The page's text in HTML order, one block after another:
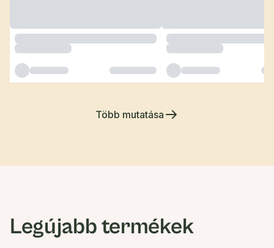
Több mutatása
Legújabb termékek